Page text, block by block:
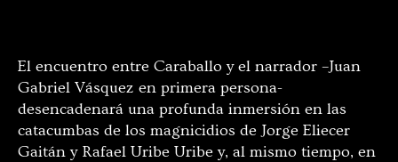
El encuentro entre Caraballo y el narrador –Juan
Gabriel Vásquez en primera persona-
desencadenará una profunda inmersión en las
catacumbas de los magnicidios de Jorge Eliecer
Gaitán y Rafael Uribe Uribe y, al mismo tiempo, en